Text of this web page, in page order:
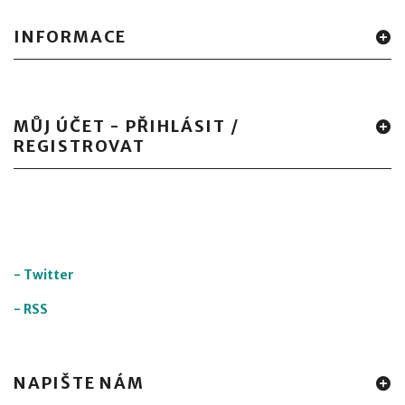
INFORMACE
MŮJ ÚČET - PŘIHLÁSIT /
REGISTROVAT
- Twitter
- RSS
NAPIŠTE NÁM